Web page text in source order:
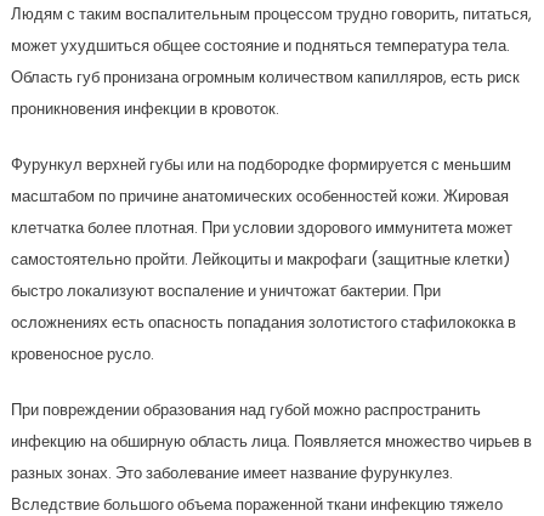
Людям с таким воспалительным процессом трудно говорить, питаться,
может ухудшиться общее состояние и подняться температура тела.
Область губ пронизана огромным количеством капилляров, есть риск
проникновения инфекции в кровоток.
Фурункул верхней губы или на подбородке формируется с меньшим
масштабом по причине анатомических особенностей кожи. Жировая
клетчатка более плотная. При условии здорового иммунитета может
самостоятельно пройти. Лейкоциты и макрофаги (защитные клетки)
быстро локализуют воспаление и уничтожат бактерии. При
осложнениях есть опасность попадания золотистого стафилококка в
кровеносное русло.
При повреждении образования над губой можно распространить
инфекцию на обширную область лица. Появляется множество чирьев в
разных зонах. Это заболевание имеет название фурункулез.
Вследствие большого объема пораженной ткани инфекцию тяжело